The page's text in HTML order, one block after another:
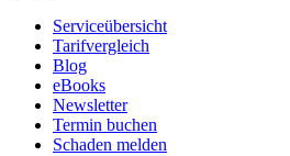
Serviceübersicht
Tarifvergleich
Blog
eBooks
Newsletter
Termin buchen
Schaden melden